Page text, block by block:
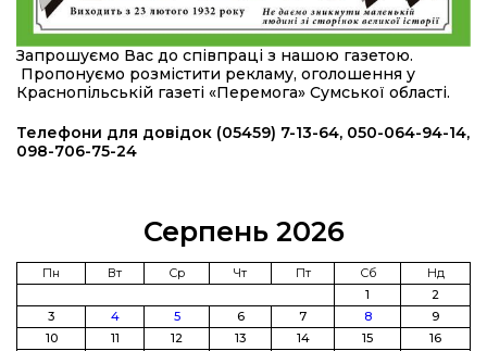
08:46
23 лип
Командир гармати Руслан Козирін: «Змінити
підрозділ чи бригаду – навіть думки не було»
20:36
22 лип
з Краснопілля відкрила «Лев каву» за грантові
кошти (ВІДЕО)
пам’яті полеглого прикордонника Олександра
Кичаня (ВІДЕО)
21 лип
Від штанги до «крил»: як спорт і характер
колишнього паверліфтера гартують перемогу
на Донеччині
Запрошуємо Вас до співпраці з нашою газетою.
Пропонуємо розмістити рекламу, оголошення у
Краснопільській газеті «Перемога» Сумської області.
Телефони для довідок (05459) 7-13-64, 050-064-94-14,
098-706-75-24
Серпень 2026
Пн Вт Ср Чт Пт Сб
Нд
1
2
3
4 5 6 7 8
9
10
11 12 13 14 15
16